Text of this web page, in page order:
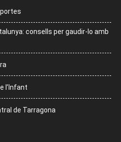
consells per gaudir-lo amb
l’Infant
de Tarragona